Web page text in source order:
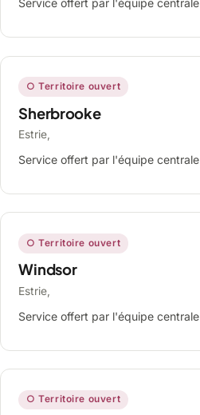
Service offert par l'équipe
○ Territoire ouvert
Sherbrooke
Estrie,
Service offert par l'équipe
○ Territoire ouvert
Windsor
Estrie,
Service offert par l'équipe
○ Territoire ouvert